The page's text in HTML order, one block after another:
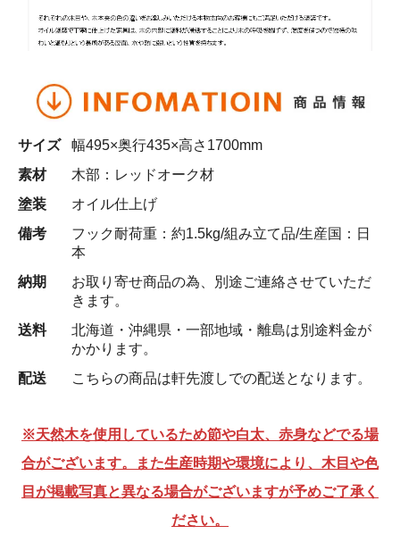
サイズ
幅495×奥行435×高さ1700mm
素材
木部：レッドオーク材
塗装
オイル仕上げ
備考
フック耐荷重：約1.5kg/組み立て品/生産国：日
本
納期
お取り寄せ商品の為、別途ご連絡させていただ
きます。
送料
北海道・沖縄県・一部地域・離島は別途料金が
かかります。
配送
こちらの商品は軒先渡しでの配送となります。
※天然木を使用しているため節や白太、赤身などでる場
合がございます。また生産時期や環境により、木目や色
目が掲載写真と異なる場合がございますが予めご了承く
ださい。